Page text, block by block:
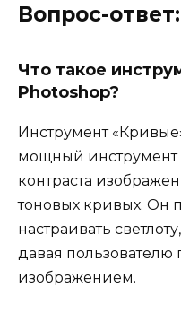
Вопрос-ответ:
Что такое
Photoshop?
Инструмент
мощный инструмент
контраста
тоновых кривых. Он
настраивать
давая
изображением.